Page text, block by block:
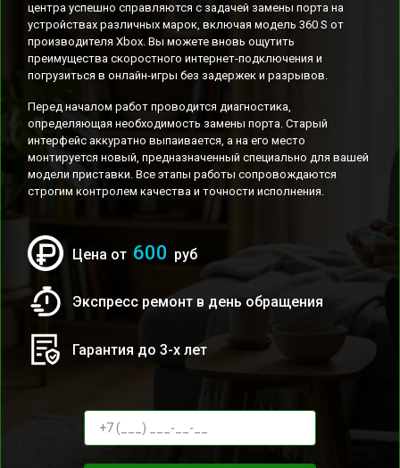
центра успешно справляются с задачей замены порта на
устройствах различных марок, включая модель 360 S от
производителя Xbox. Вы можете вновь ощутить
преимущества скоростного интернет-подключения и
погрузиться в онлайн-игры без задержек и разрывов.
Перед началом работ проводится диагностика,
определяющая необходимость замены порта. Старый
интерфейс аккуратно выпаивается, а на его место
монтируется новый, предназначенный специально для вашей
модели приставки. Все этапы работы сопровождаются
строгим контролем качества и точности исполнения.
Цена от 600 руб
Экспресс ремонт в день обращения
Гарантия до 3-х лет